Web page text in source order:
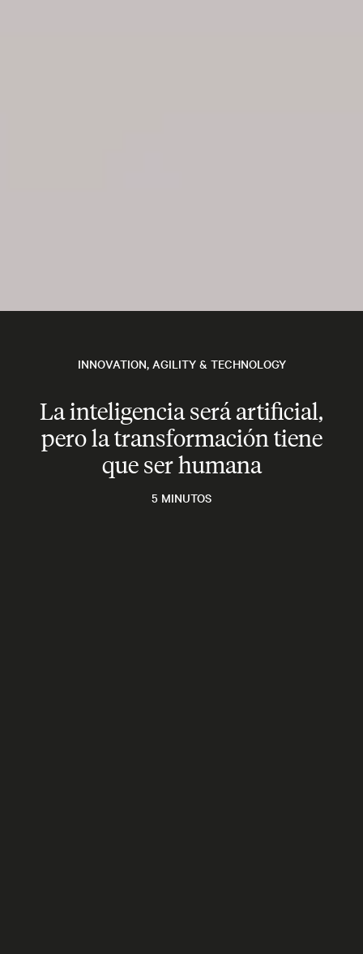
INNOVATION, AGILITY & TECHNOLOGY
La inteligencia será artificial,
pero la transformación tiene
que ser humana
5 MINUTOS